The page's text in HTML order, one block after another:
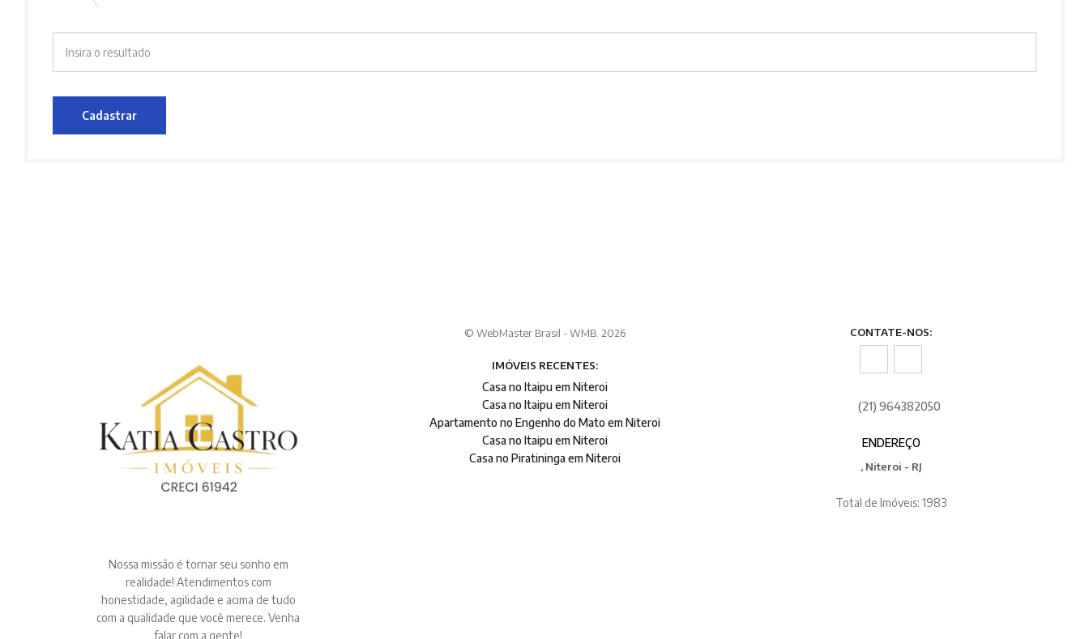
Cadastrar
Nossa missão é tornar seu sonho em
realidade! Atendimentos com
honestidade, agilidade e acima de tudo
com a qualidade que você merece. Venha
falar com a gente!
© WebMaster Brasil - WMB. 2026
IMÓVEIS RECENTES:
Casa no Itaipu em Niteroi
Casa no Itaipu em Niteroi
Apartamento no Engenho do Mato em Niteroi
Casa no Itaipu em Niteroi
Casa no Piratininga em Niteroi
CONTATE-NOS:
(21) 964382050
ENDEREÇO
, Niteroi - RJ
Total de Imóveis: 1983